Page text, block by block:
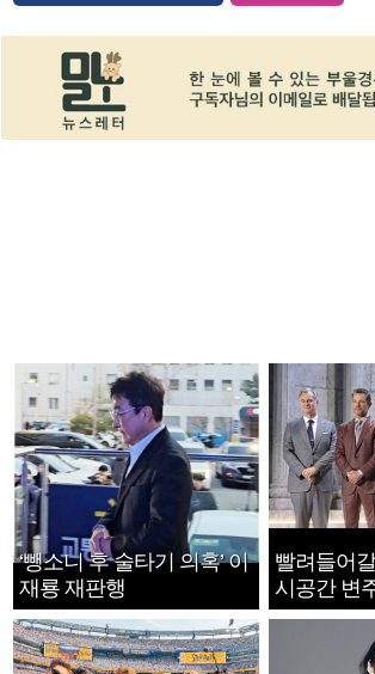
‘뺑소니 후 술타기 의혹’ 이
재룡 재판행
빨려들어
시공간 변
지는 ‘전쟁